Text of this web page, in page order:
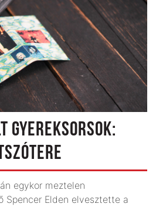
GYEREKSORSOK:
egykor meztelen
Spencer Elden elvesztette a